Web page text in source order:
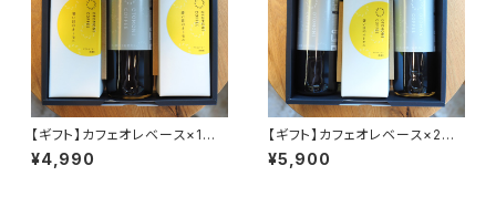
【ギフト】カフェオレベース×1本
とリキッドコーヒー×2本のセット
¥4,990
【ギフト】カフェオレベース×2本
とリキッドコーヒー×1本のセット
¥5,900